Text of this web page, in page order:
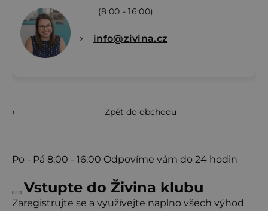
(8:00 - 16:00)
info@zivina.cz
Zpět do obchodu
Po - Pá 8:00 - 16:00 Odpovíme vám do 24 hodin
Vstupte do Živina klubu
Zaregistrujte se a využívejte naplno všech výhod